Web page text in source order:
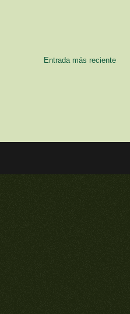
Entrada más reciente